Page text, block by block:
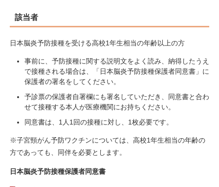
該当者
日本脳炎予防接種を受ける高校1年生相当の年齢以上の方
事前に、予防接種に関する説明文をよく読み、納得したうえ
で接種される場合は、「日本脳炎予防接種保護者同意書」に
保護者の署名をしてください。
予診票の保護者自署欄にも署名していただき、同意書と合わ
せて接種する本人が医療機関にお持ちください。
同意書は、1人1回の接種に対し、1枚必要です。
※子宮頸がん予防ワクチンについては、高校1年生相当の年齢の
方であっても、同伴を必要とします。
日本脳炎予防接種保護者同意書